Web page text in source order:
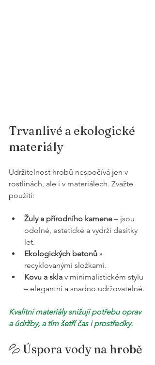
Trvanlivé a ekologické
materiály
Udržitelnost hrobů nespočívá jen v
rostlinách, ale i v materiálech. Zvažte
použití:
Žuly a přírodního kamene – jsou
odolné, estetické a vydrží desítky
let.
Ekologických betonů s
recyklovanými složkami.
Kovu a skla v minimalistickém stylu
– elegantní a snadno udržovatelné.
Kvalitní materiály snižují potřebu oprav
a údržby, a tím šetří čas i prostředky.
💦 Úspora vody na hrobě